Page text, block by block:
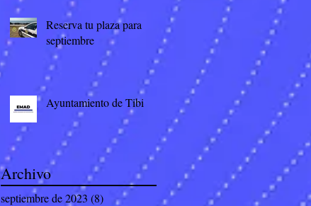
Reserva tu plaza para
septiembre
Ayuntamiento de Tibi
Archivo
septiembre de 2023 (8) 8 entradas